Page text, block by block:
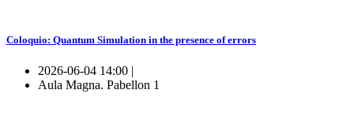
Coloquio: Quantum Simulation in the presence of errors
2026-06-04 14:00 |
Aula Magna. Pabellon 1